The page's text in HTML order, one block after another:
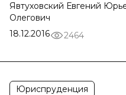
Явтуховский Евгений
Олегович
18.12.2016
2464
Юриспруденция